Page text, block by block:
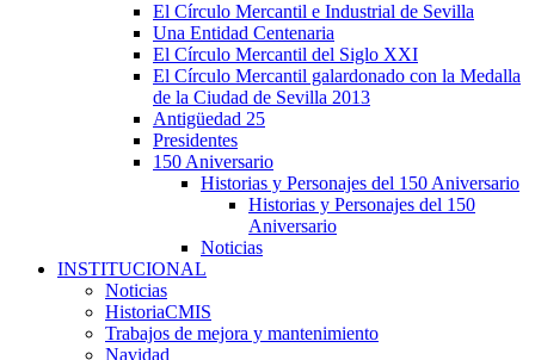
El Círculo Mercantil e Industrial de Sevilla
Una Entidad Centenaria
El Círculo Mercantil del Siglo XXI
El Círculo Mercantil galardonado con la Medalla
de la Ciudad de Sevilla 2013
Antigüedad 25
Presidentes
150 Aniversario
Historias y Personajes del 150 Aniversario
Historias y Personajes del 150
Aniversario
Noticias
INSTITUCIONAL
Noticias
HistoriaCMIS
Trabajos de mejora y mantenimiento
Navidad